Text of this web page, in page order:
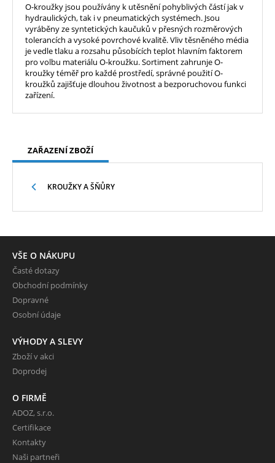
O-kroužky jsou používány k utěsnění pohyblivých částí jak v
hydraulických, tak i v pneumatických systémech. Jsou
vyráběny ze syntetických kaučuků v přesných rozměrových
tolerancích a vysoké povrchové kvalitě. Vliv těsněného média
je vedle tlaku a rozsahu působících teplot hlavním faktorem
pro volbu materiálu O-kroužku. Sortiment zahrunje O-
kroužky téměř pro každé prostředí, správné použití O-
kroužků zajišťuje dlouhou životnost a bezporuchovou funkci
zařízení.
ZAŘAZENÍ ZBOŽÍ
KROUŽKY A ŠŇŮRY
VŠE O NÁKUPU
Časté dotazy
Obchodní podmínky
Dopravné
Osobní údaje
VÝHODY A SLEVY
Zboží v akci
Doprodej
O FIRMĚ
ADOZ, s.r.o.
Certifikace
Kontakty
Naši partneři